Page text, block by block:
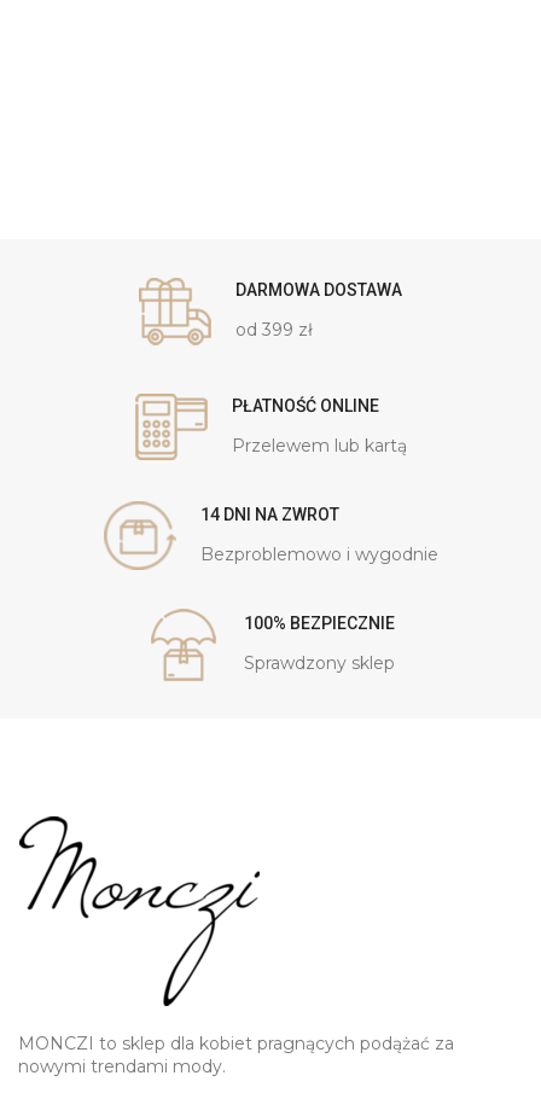
DARMOWA DOSTAWA
od 399 zł
PŁATNOŚĆ ONLINE
Przelewem lub kartą
14 DNI NA ZWROT
Bezproblemowo i wygodnie
100% BEZPIECZNIE
Sprawdzony sklep
MONCZI to sklep dla kobiet pragnących podążać za
nowymi trendami mody.